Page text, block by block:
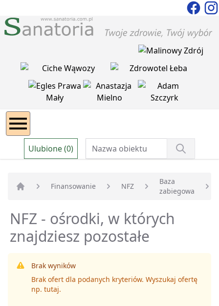
Ulubione (0)
Finansowanie NFZ
Baza
zabiegowa
NFZ - ośrodki, w których
znajdziesz pozostałe
Brak wyników
Brak ofert dla podanych kryteriów. Wyszukaj ofertę
np. tutaj.